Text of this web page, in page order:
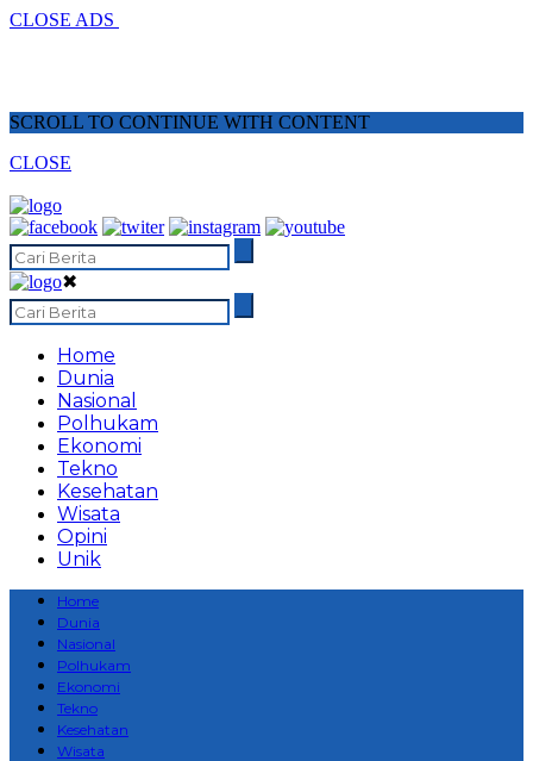
CLOSE ADS
SCROLL TO CONTINUE WITH CONTENT
CLOSE
✖
Home
Dunia
Nasional
Polhukam
Ekonomi
Tekno
Kesehatan
Wisata
Opini
Unik
Home
Dunia
Nasional
Polhukam
Ekonomi
Tekno
Kesehatan
Wisata